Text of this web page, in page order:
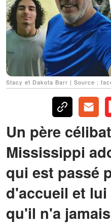
Stacy et Dakota Barr | Source :
Un père
Mississippi
qui est passé
d'accueil et
qu'il n'a